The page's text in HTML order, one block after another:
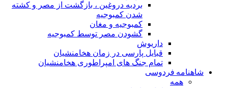
بردیه دروغین ، بازگشت از مصر و کشته
شدن کمبوجیه
کمبوجیه و مغان
گشودن مصر توسط کمبوجیه
داریوش
قبایل پارسی در زمان هخامنشیان
تمام جنگ های امپراطوری هخامنشیان
شاهنامه فردوسی
همه